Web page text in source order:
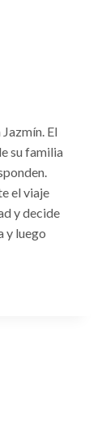
El
su familia
el viaje
y decide
y luego